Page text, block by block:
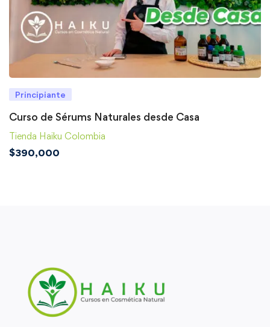
Principiante
Curso de Sérums Naturales desde Casa
Tienda Haiku Colombia
$390,000